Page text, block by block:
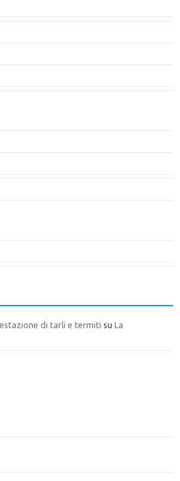
di tarli e termiti su La